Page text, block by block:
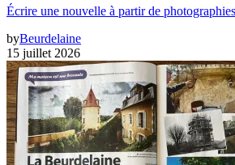
Écrire une nouvelle à partir de
byBeurdelaine
15 juillet 2026